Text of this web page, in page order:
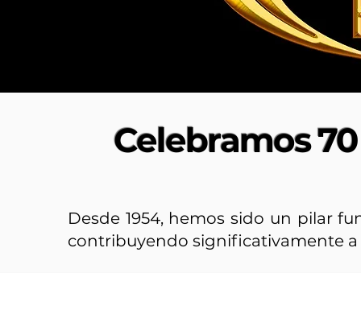
Celebramos
Desde 1954, hemos sido un pilar
contribuyendo significativamente